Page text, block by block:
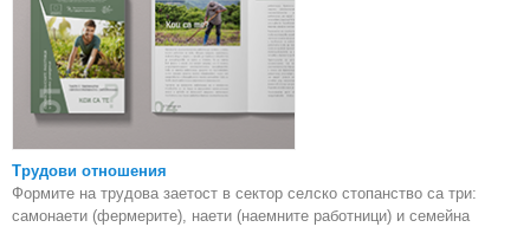
Трудови отношения
Формите на трудова заетост в сектор селско стопанство са три:
самонаети (фермерите), наети (наемните работници) и семейна